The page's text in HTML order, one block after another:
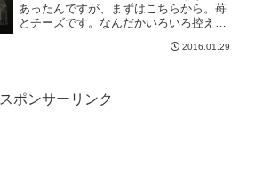
あったんですが、まずはこちらから。苺
とチーズです。なんだかいろいろ控えめ
2016.01.29
スポンサーリンク